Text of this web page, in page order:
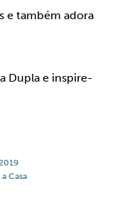
e também adora
Dupla e inspire-
Casa